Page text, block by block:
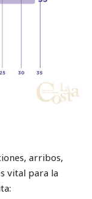
arribos,
vital para la